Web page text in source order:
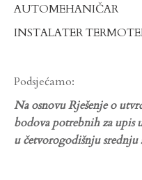
AUTOMEHANIČAR
INSTALATER
Podsjećamo:
Na osnovu Rješenje o
bodova potrebnih za upis
u četvorogodišnju srednju